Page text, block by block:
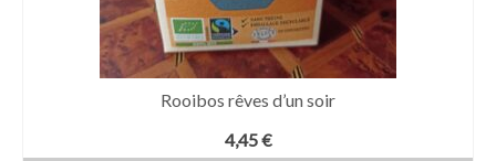
Rooibos rêves d’un soir
4,45€